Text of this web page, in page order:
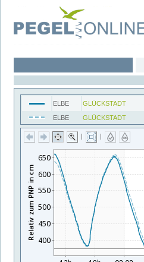
ELBE GLÜCKSTADT
ELBE
GLÜCKSTADT
| |